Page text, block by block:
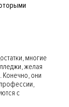
многие
желая
Конечно, они
с